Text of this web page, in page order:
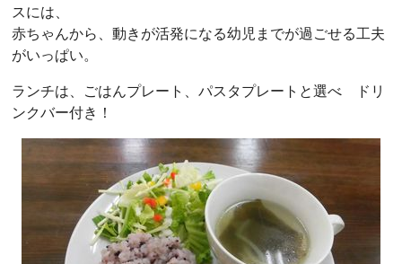
スには、
赤ちゃんから、動きが活発になる幼児までが過ごせる工夫
がいっぱい。
ランチは、ごはんプレート、パスタプレートと選べ ドリ
ンクバー付き！